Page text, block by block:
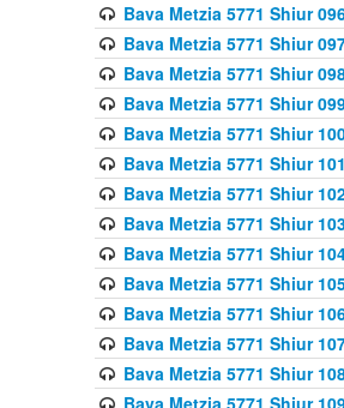
Bava Metzia 5771 Shiur
Bava Metzia 5771 Shiur
Bava Metzia 5771 Shiur
Bava Metzia 5771 Shiur
Bava Metzia 5771 Shiur
Bava Metzia 5771 Shiur
Bava Metzia 5771 Shiur
Bava Metzia 5771 Shiur
Bava Metzia 5771 Shiur
Bava Metzia 5771 Shiur
Bava Metzia 5771 Shiur
Bava Metzia 5771 Shiur
Bava Metzia 5771 Shiur
Bava Metzia 5771 Shiur